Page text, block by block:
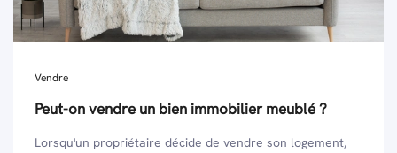
Vendre
Peut-on vendre un bien immobilier meublé ?
Lorsqu'un propriétaire décide de vendre son logement,